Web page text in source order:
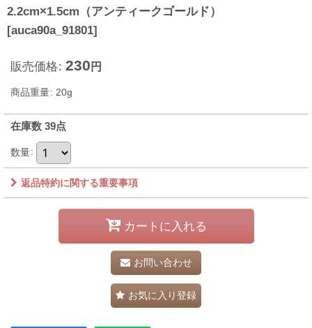
2.2cm×1.5cm（アンティークゴールド）
[auca90a_91801]
販売価格: 230 円
商品重量: 20g
在庫数 39点
数量:
返品特約に関する重要事項
カートに入れる
お問い合わせ
お気に入り登録